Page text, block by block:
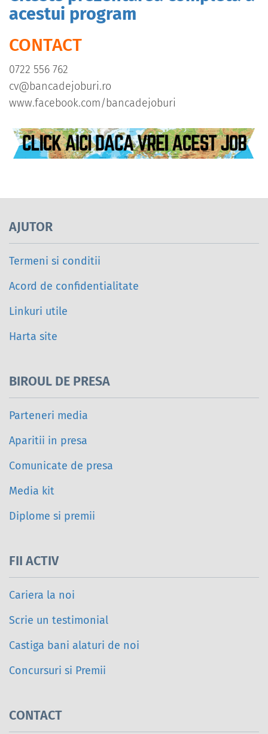
acestui program
CONTACT
0722 556 762
cv@bancadejoburi.ro
www.facebook.com/bancadejoburi
AJUTOR
Termeni si conditii
Acord de confidentialitate
Linkuri utile
Harta site
BIROUL DE PRESA
Parteneri media
Aparitii in presa
Comunicate de presa
Media kit
Diplome si premii
FII ACTIV
Cariera la noi
Scrie un testimonial
Castiga bani alaturi de noi
Concursuri si Premii
CONTACT